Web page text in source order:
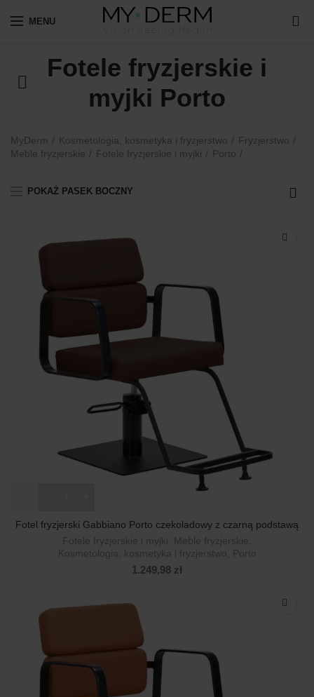
MENU
Fotele fryzjerskie i
myjki Porto
MyDerm Kosmetologia, kosmetyka i fryzjerstwo
Fryzjerstwo
Meble fryzjerskie
Fotele fryzjerskie i myjki Porto
POKAŻ PASEK BOCZNY
ilość Fotel fryzjerski Gabbiano Porto czekoladowy z czarną
Fotel fryzjerski Gabbiano Porto czekoladowy z czarną podstawą
Fotele fryzjerskie i myjki
Meble fryzjerskie
Kosmetologia, kosmetyka i fryzjerstwo
Porto
1.249,98 zł